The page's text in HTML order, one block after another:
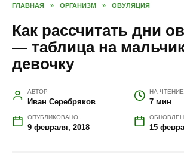
ГЛАВНАЯ » ОРГАНИЗМ » ОВУЛЯЦИЯ
Как рассчитать дни
— таблица на
девочку
АВТОР
Иван Серебряков
НА ЧТЕНИЕ
7 мин
ОПУБЛИКОВАНО
9 февраля, 2018 15